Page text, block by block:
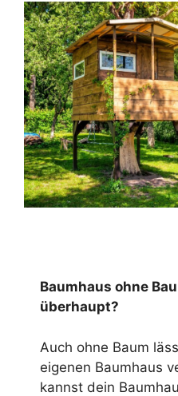
Baumhaus ohne
überhaupt?
Auch ohne Baum
eigenen Baumhaus
kannst dein